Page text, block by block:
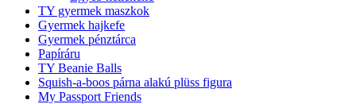
TY gyermek maszkok
Gyermek hajkefe
Gyermek pénztárca
Papíráru
TY Beanie Balls
Squish-a-boos párna alakú plüss figura
My Passport Friends